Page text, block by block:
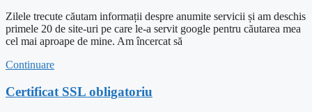
Zilele trecute căutam informații despre anumite servicii și am deschis
primele 20 de site-uri pe care le-a servit google pentru căutarea mea
cel mai aproape de mine. Am încercat să
Continuare
Certificat SSL obligatoriu